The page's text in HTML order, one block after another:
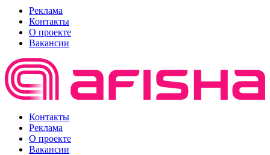
Реклама
Контакты
О проекте
Вакансии
Контакты
Реклама
О проекте
Вакансии